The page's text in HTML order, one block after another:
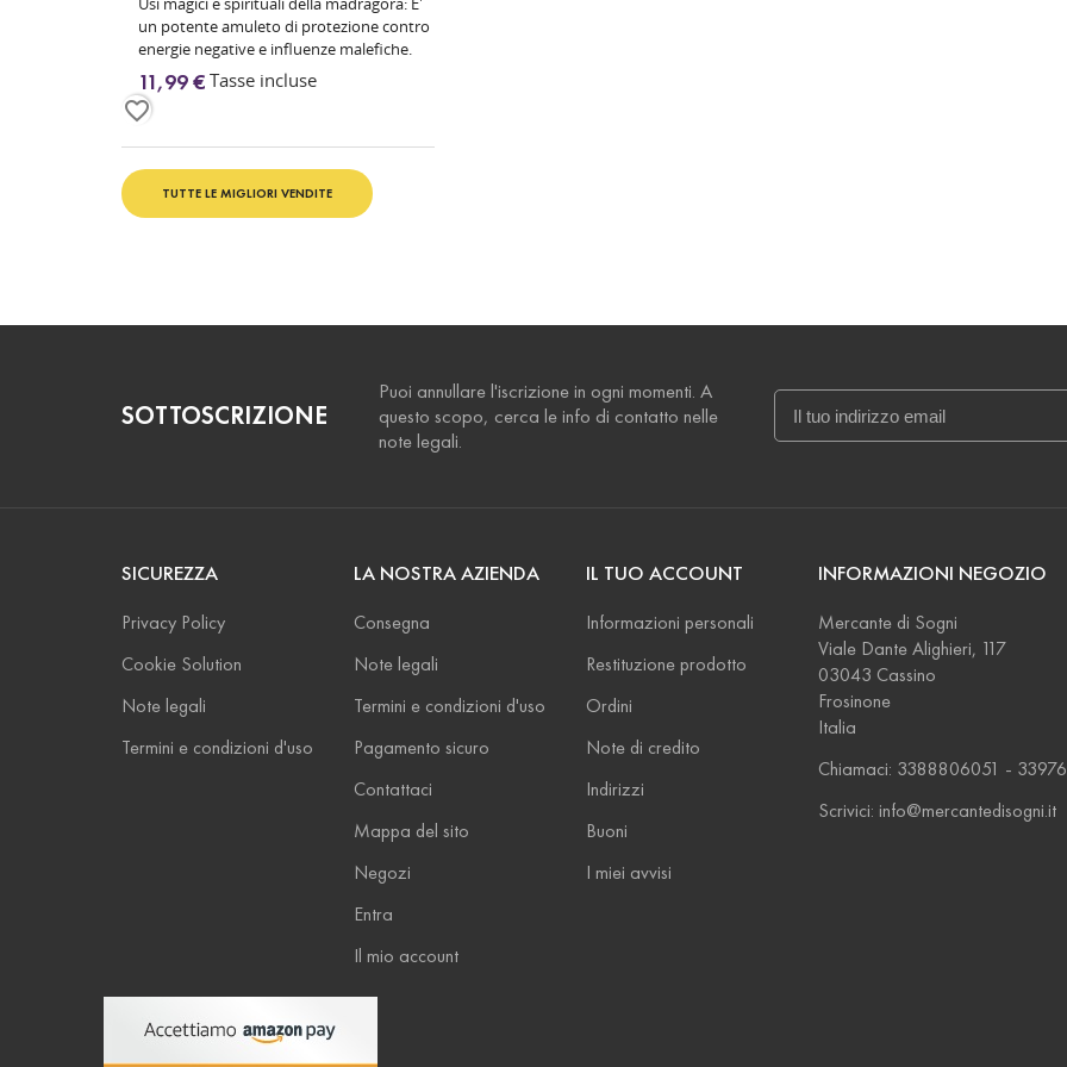
un potente amuleto di protezione contro
energie negative e influenze malefiche.
Nella magia...
11,99 € Tasse incluse
favorite_border
TUTTE LE MIGLIORI VENDITE
SOTTOSCRIZIONE
Puoi annullare l'iscrizione in ogni momenti. A
questo scopo, cerca le info di contatto nelle
note legali.
SICUREZZA
Privacy Policy
Cookie Solution
Note legali
Termini e condizioni d'uso
LA NOSTRA AZIENDA
Consegna
Note legali
Termini e condizioni d'uso
Pagamento sicuro
Contattaci
Mappa del sito
Negozi
Entra
Il mio account
IL TUO ACCOUNT
Informazioni personali
Restituzione prodotto
Ordini
Note di credito
Indirizzi
Buoni
I miei avvisi
INFORMAZIONI NEGOZIO
Mercante di Sogni
Viale Dante Alighieri, 117
03043 Cassino
Frosinone
Italia
Chiamaci: 3388806051 -
Scrivici: info@mercantedisogni.it